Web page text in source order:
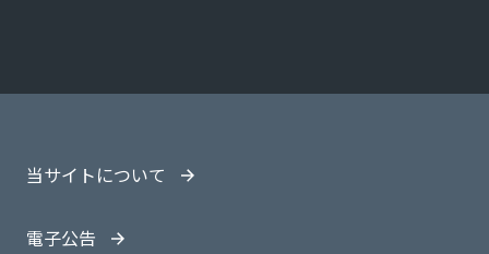
当サイトについて
電子公告